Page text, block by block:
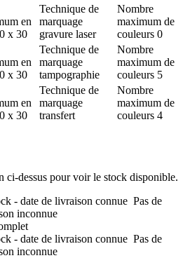
en
x 30
Technique de
marquage
gravure laser
Nombre
maximum de
couleurs 0
en
x 30
Technique de
marquage
tampographie
Nombre
maximum de
couleurs 5
en
x 30
Technique de
marquage
transfert
Nombre
maximum de
couleurs 4
ci-dessus pour voir le stock disponible.
- date de livraison connue Pas de
inconnue
- date de livraison connue Pas de
inconnue